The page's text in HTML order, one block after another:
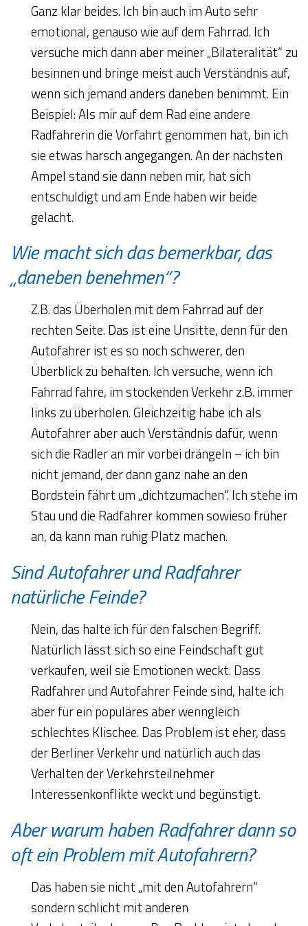
Ganz klar beides. Ich bin auch im Auto sehr
emotional, genauso wie auf dem Fahrrad. Ich
versuche mich dann aber meiner „Bilateralität“ zu
besinnen und bringe meist auch Verständnis auf,
wenn sich jemand anders daneben benimmt. Ein
Beispiel: Als mir auf dem Rad eine andere
Radfahrerin die Vorfahrt genommen hat, bin ich
sie etwas harsch angegangen. An der nächsten
Ampel stand sie dann neben mir, hat sich
entschuldigt und am Ende haben wir beide
gelacht.
Wie macht sich das bemerkbar, das
„daneben benehmen“?
Z.B. das Überholen mit dem Fahrrad auf der
rechten Seite. Das ist eine Unsitte, denn für den
Autofahrer ist es so noch schwerer, den
Überblick zu behalten. Ich versuche, wenn ich
Fahrrad fahre, im stockenden Verkehr z.B. immer
links zu überholen. Gleichzeitig habe ich als
Autofahrer aber auch Verständnis dafür, wenn
sich die Radler an mir vorbei drängeln – ich bin
nicht jemand, der dann ganz nahe an den
Bordstein fährt um „dichtzumachen“. Ich stehe im
Stau und die Radfahrer kommen sowieso früher
an, da kann man ruhig Platz machen.
Sind Autofahrer und Radfahrer
natürliche Feinde?
Nein, das halte ich für den falschen Begriff.
Natürlich lässt sich so eine Feindschaft gut
verkaufen, weil sie Emotionen weckt. Dass
Radfahrer und Autofahrer Feinde sind, halte ich
aber für ein populäres aber wenngleich
schlechtes Klischee. Das Problem ist eher, dass
der Berliner Verkehr und natürlich auch das
Verhalten der Verkehrsteilnehmer
Interessenkonflikte weckt und begünstigt.
Aber warum haben Radfahrer dann so
oft ein Problem mit Autofahrern?
Das haben sie nicht „mit den Autofahrern“
sondern schlicht mit anderen